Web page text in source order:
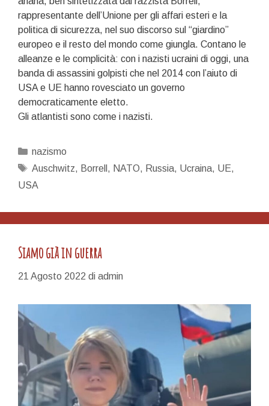
rappresentante dell’Unione per gli affari esteri e la
politica di sicurezza, nel suo discorso sul “giardino”
europeo e il resto del mondo come giungla. Contano le
alleanze e le complicità: con i nazisti ucraini di oggi, una
banda di assassini golpisti che nel 2014 con l’aiuto di
USA e UE hanno rovesciato un governo
democraticamente eletto.
Gli atlantisti sono come i nazisti.
Categorie
nazismo
Tag
Auschwitz, Borrell , NATO, Russia, Ucraina, UE,
USA
Siamo già in guerra
21 Agosto 2022 di admin